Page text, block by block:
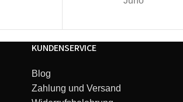
KUNDENSERVICE
Blog
Zahlung und Versand